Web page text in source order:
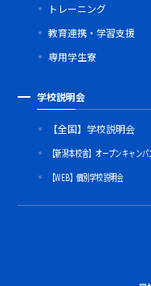
トレーニング
教育連携・学習支援
専用学生寮
学校説明会
【全国】学校説明会
【新潟本校舎】オープンキャンパ
【WEB】個別学校説明会